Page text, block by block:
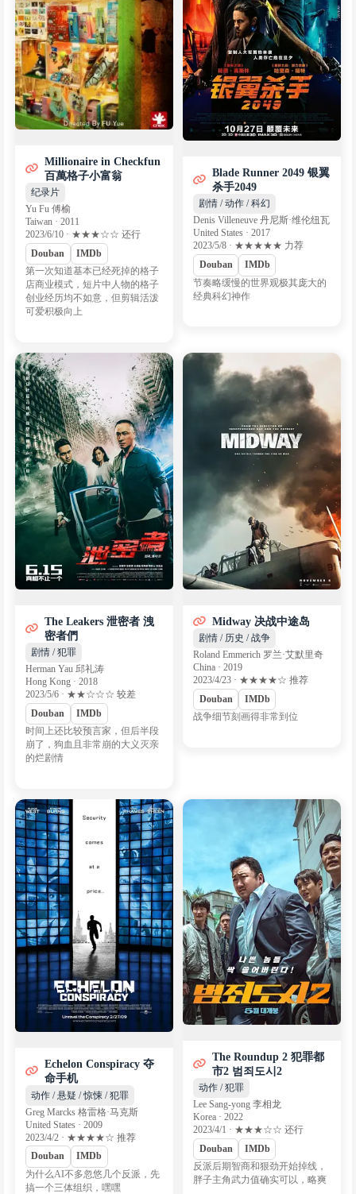
Millionaire in Checkfun
百萬格子小富翁
纪录片
Yu Fu 傅榆
Taiwan · 2011
2023/6/10 · ★★★☆☆ 还行
Douban
IMDb
第一次知道基本已经死掉的格子
店商业模式，短片中人物的格子
创业经历均不如意，但剪辑活泼
可爱积极向上
Blade Runner 2049 银翼
杀手2049
剧情 / 动作 / 科幻
Denis Villeneuve 丹尼斯·维伦纽瓦
United States · 2017
2023/5/8 · ★★★★★ 力荐
Douban
IMDb
节奏略缓慢的世界观极其庞大的
经典科幻神作
The Leakers 泄密者 洩
密者們
剧情 / 犯罪
Herman Yau 邱礼涛
Hong Kong · 2018
2023/5/6 · ★★☆☆☆ 较差
Douban
IMDb
时间上还比较预言家，但后半段
崩了，狗血且非常崩的大义灭亲
的烂剧情
Midway 决战中途岛
剧情 / 历史 / 战争
Roland Emmerich 罗兰·艾默里奇
China · 2019
2023/4/23 · ★★★★☆ 推荐
Douban
IMDb
战争细节刻画得非常到位
Echelon Conspiracy 夺
命手机
动作 / 悬疑 / 惊悚 / 犯罪
Greg Marcks 格雷格·马克斯
United States · 2009
2023/4/2 · ★★★★☆ 推荐
Douban
IMDb
为什么AI不多忽悠几个反派，先
搞一个三体组织，嘿嘿
The Roundup 2 犯罪都
市2 범죄도시2
动作 / 犯罪
Lee Sang-yong 李相龙
Korea · 2022
2023/4/1 · ★★★☆☆ 还行
Douban
IMDb
反派后期智商和狠劲开始掉线，
胖子主角武力值确实可以，略爽